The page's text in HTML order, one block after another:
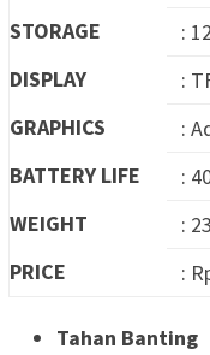
STORAGE
:
DISPLAY
:
GRAPHICS
:
BATTERY LIFE
:
WEIGHT
:
PRICE
:
Tahan Banting